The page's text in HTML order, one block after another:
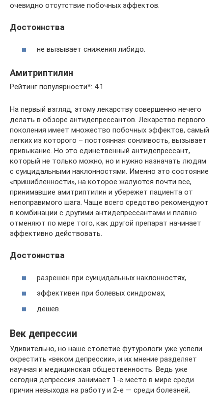
очевидно отсутствие побочных эффектов.
Достоинства
не вызывает снижения либидо.
Амитриптилин
Рейтинг популярности*: 4.1
На первый взгляд, этому лекарству совершенно нечего
делать в обзоре антидепрессантов. Лекарство первого
поколения имеет множество побочных эффектов, самый
легких из которого – постоянная сонливость, вызывает
привыкание. Но это единственный антидепрессант,
который не только можно, но и нужно назначать людям
с суицидальными наклонностями. Именно это состояние
«пришибленности», на которое жалуются почти все,
принимавшие амитриптилин и убережет пациента от
непоправимого шага. Чаще всего средство рекомендуют
в комбинации с другими антидепрессантами и плавно
отменяют по мере того, как другой препарат начинает
эффективно действовать.
Достоинства
разрешен при суицидальных наклонностях,
эффективен при болевых синдромах,
дешев.
Век депрессии
Удивительно, но наше столетие футурологи уже успели
окрестить «веком депрессии», и их мнение разделяет
научная и медицинская общественность. Ведь уже
сегодня депрессия занимает 1-е место в мире среди
причин невыхода на работу и 2-е — среди болезней,